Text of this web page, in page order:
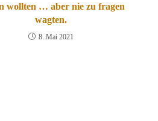
wollten … aber nie zu fragen
wagten.
8. Mai 2021